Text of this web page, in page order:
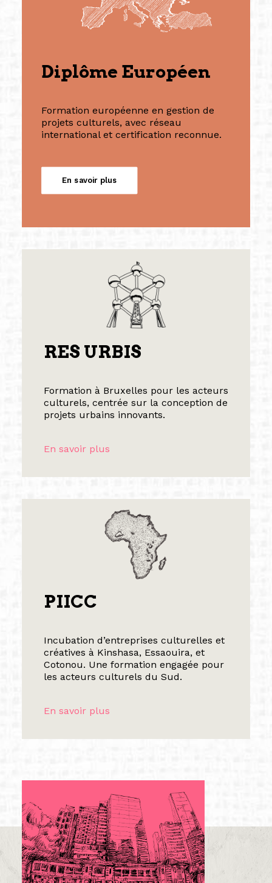
Diplôme Européen
Formation européenne en gestion de
projets culturels, avec réseau
international et certification reconnue.
En savoir plus
RES URBIS
Formation à Bruxelles pour les acteurs
culturels, centrée sur la conception de
projets urbains innovants.
En savoir plus
PIICC
Incubation d’entreprises culturelles et
créatives à Kinshasa, Essaouira, et
Cotonou. Une formation engagée pour
les acteurs culturels du Sud.
En savoir plus